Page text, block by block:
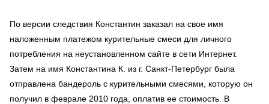
По версии следствия Константин заказал на свое имя
наложенным платежом курительные смеси для личного
потребления на неустановленном сайте в сети Интернет.
Затем на имя Константина К. из г. Санкт-Петербург была
отправлена бандероль с курительными смесями, которую он
получил в феврале 2010 года, оплатив ее стоимость. В